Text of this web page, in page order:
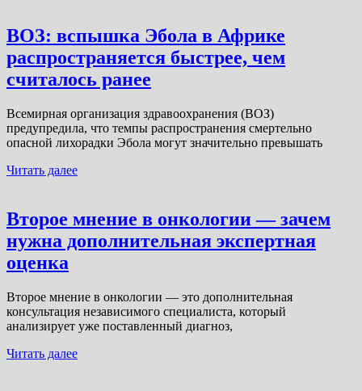
ВОЗ: вспышка Эбола в Африке
распространяется быстрее, чем
считалось ранее
Всемирная организация здравоохранения (ВОЗ)
предупредила, что темпы распространения смертельно
опасной лихорадки Эбола могут значительно превышать
Читать далее
Второе мнение в онкологии — зачем
нужна дополнительная экспертная
оценка
Второе мнение в онкологии — это дополнительная
консультация независимого специалиста, который
анализирует уже поставленный диагноз,
Читать далее